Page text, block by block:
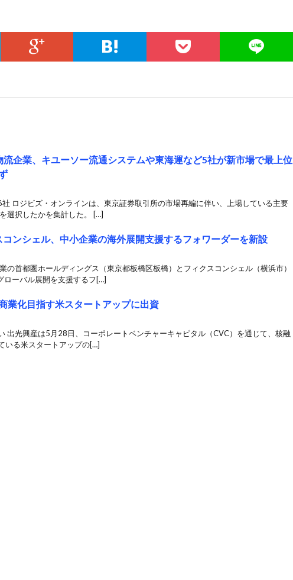
流企業、キユーソー流通システムや東海運など5社が新市場で最上位
ロジビズ・オンラインは、東京証券取引所の市場再編に伴い、上場している主要
選択したかを集計した。 […]
ンシェル、中小企業の海外展開支援するフォワーダーを新設
の首都圏ホールディングス（東京都板橋区板橋）とフィクスコンシェル（横浜市）
ローバル展開を支援するフ[…]
業化目指す米スタートアップに出資
出光興産は5月28日、コーポレートベンチャーキャピタル（CVC）を通じて、核融
いる米スタートアップの[…]